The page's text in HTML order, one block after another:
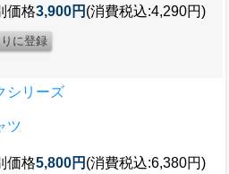
価格3,900円 (消費税込:4,290円)
シリーズ
ツ
価格5,800円 (消費税込:6,380円)